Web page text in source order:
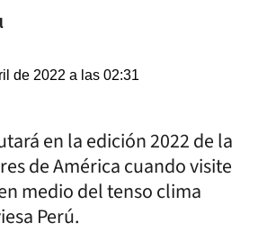
de 2022 a las 02:31
en la edición 2022 de la
de América cuando visite
medio del tenso clima
Perú.